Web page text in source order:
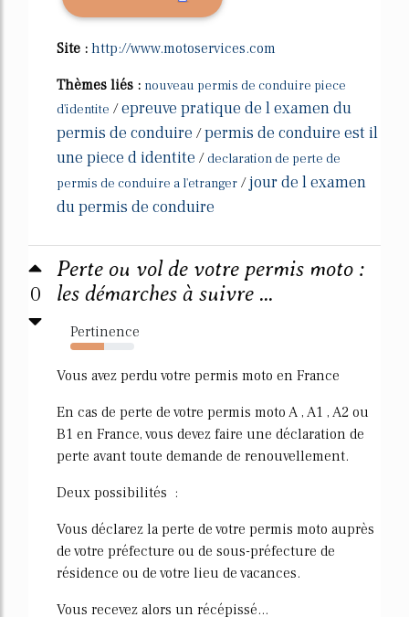
Site : http://www.motoservices.com
Thèmes liés : nouveau permis de conduire piece
d'identite /epreuve pratique de l examen du
permis de conduire /permis de conduire est il
une piece d identite / declaration de perte de
permis de conduire a l'etranger /jour de l examen
du permis de conduire
0
Perte ou vol de votre permis moto :
les démarches à suivre ...
Pertinence
53%
Vous avez perdu votre permis moto en France
En cas de perte de votre permis moto A , A1 , A2 ou
B1 en France, vous devez faire une déclaration de
perte avant toute demande de renouvellement.
Deux possibilités :
Vous déclarez la perte de votre permis moto auprès
de votre préfecture ou de sous-préfecture de
résidence ou de votre lieu de vacances.
Vous recevez alors un récépissé...